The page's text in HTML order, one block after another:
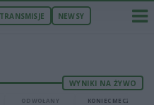
TRANSMISJE NEWSY
WYNIKI NA ŻYWO
ODWOŁANY KONIEC MECZU